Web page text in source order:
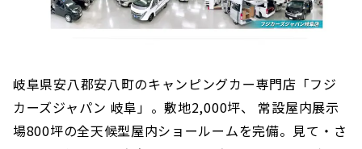
岐阜県安八郡安八町のキャンピングカー専門店「フジ
カーズジャパン 岐阜」。敷地2,000坪、 常設屋内展示
場800坪の全天候型屋内ショールームを完備。見て・さ